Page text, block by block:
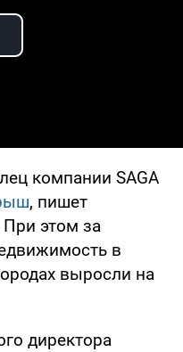
Video
компании SAGA
, пишет
При этом за
в
выросли на
директора